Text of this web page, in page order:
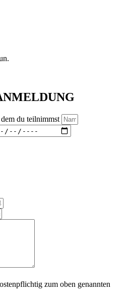
du teilnimmst
zum oben genannten